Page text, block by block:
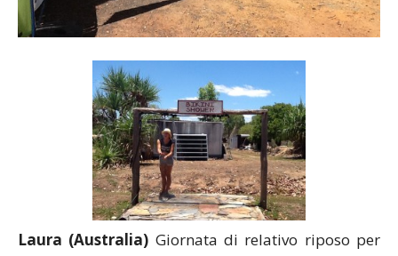
Laura (Australia) Giornata di relativo riposo per